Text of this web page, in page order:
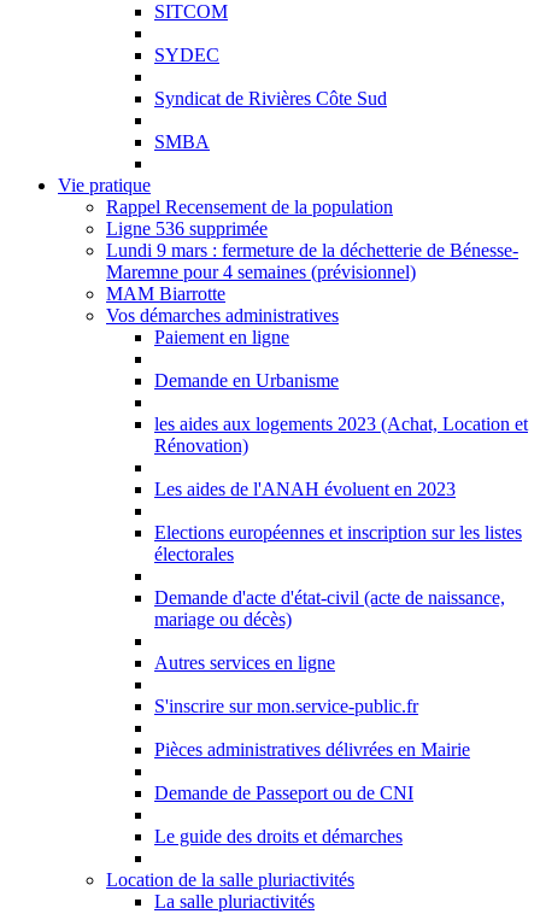
SITCOM
SYDEC
Syndicat de Rivières Côte Sud
SMBA
Vie pratique
Rappel Recensement de la population
Ligne 536 supprimée
Lundi 9 mars : fermeture de la déchetterie de Bénesse-
Maremne pour 4 semaines (prévisionnel)
MAM Biarrotte
Vos démarches administratives
Paiement en ligne
Demande en Urbanisme
les aides aux logements 2023 (Achat, Location et
Rénovation)
Les aides de l'ANAH évoluent en 2023
Elections européennes et inscription sur les listes
électorales
Demande d'acte d'état-civil (acte de naissance,
mariage ou décès)
Autres services en ligne
S'inscrire sur mon.service-public.fr
Pièces administratives délivrées en Mairie
Demande de Passeport ou de CNI
Le guide des droits et démarches
Location de la salle pluriactivités
La salle pluriactivités